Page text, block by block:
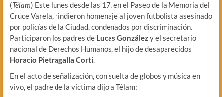
(Télam) Este lunes desde las 17, en el Paseo de la Memoria del
Cruce Varela, rindieron homenaje al joven futbolista asesinado
por policías de la Ciudad, condenados por discriminación.
Participaron los padres de Lucas Gonzálezy el secretario
nacional de Derechos Humanos, el hijo de desaparecidos
Horacio Pietragalla Corti.
En el acto de señalización, con suelta de globos y música en
vivo,el padre de la víctima dijo a Télam: